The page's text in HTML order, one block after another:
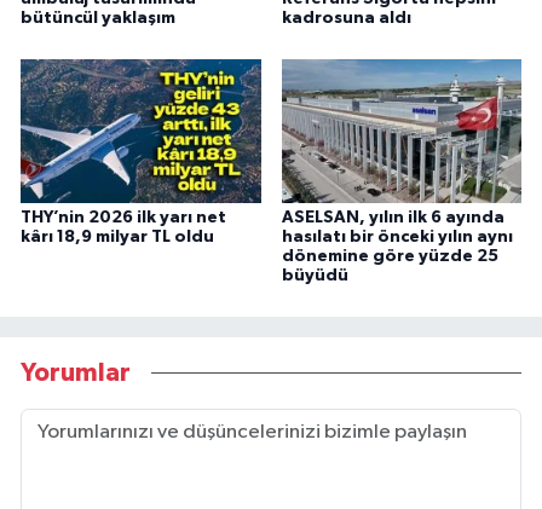
bütüncül yaklaşım
kadrosuna aldı
THY’nin 2026 ilk yarı net
kârı 18,9 milyar TL oldu
ASELSAN, yılın ilk 6 ayında
hasılatı bir önceki yılın aynı
dönemine göre yüzde 25
büyüdü
Yorumlar